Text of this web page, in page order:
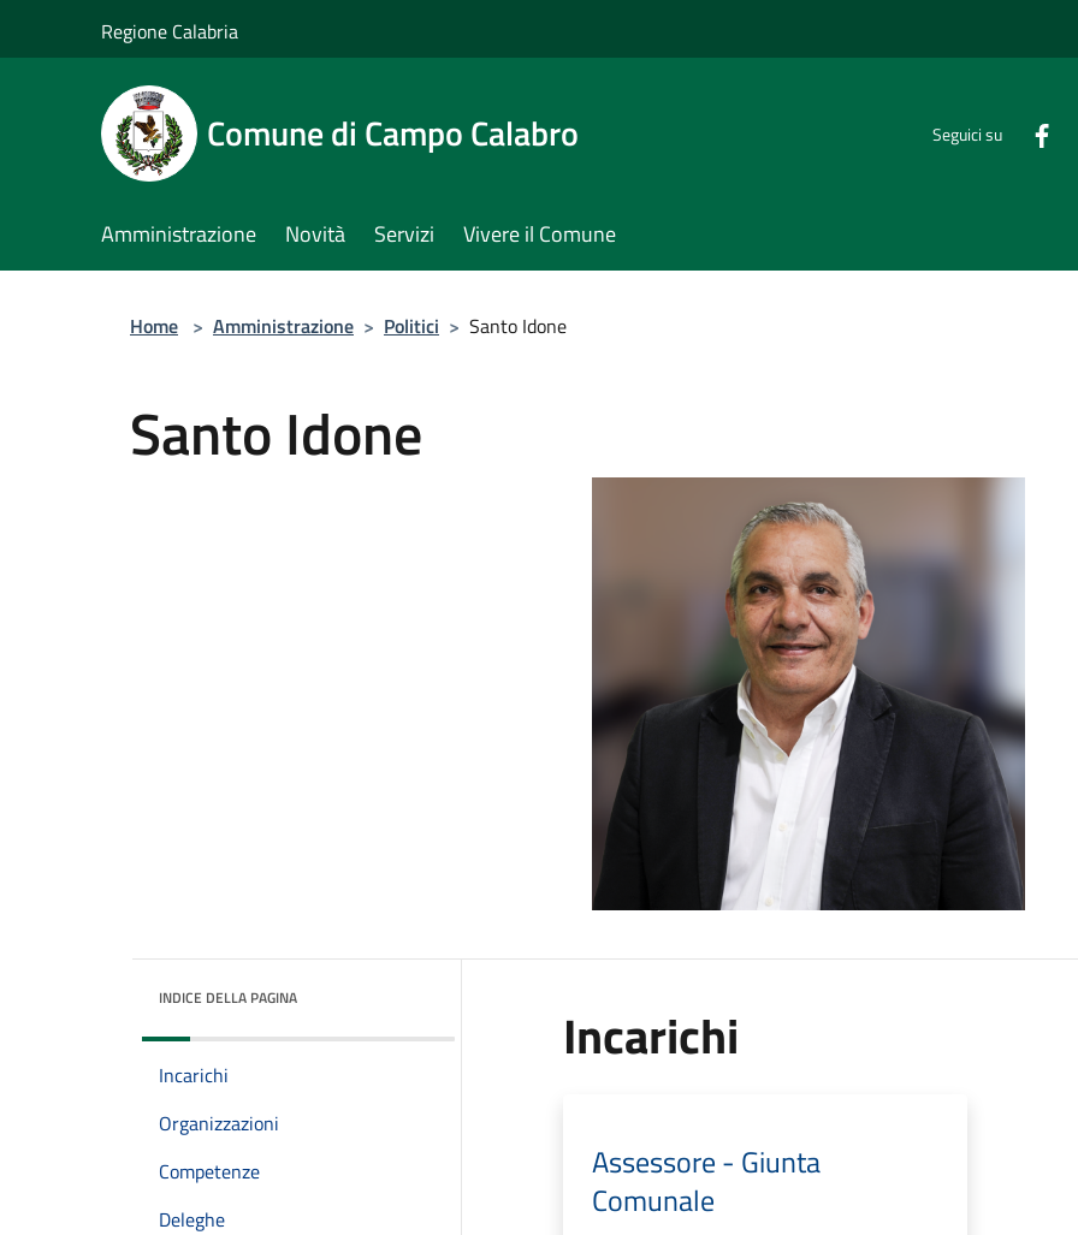
Regione Calabria
Comune di Campo Calabro Seguici su
Amministrazione Novità Servizi Vivere il Comune
Home > Amministrazione > Politici > Santo Idone
Santo Idone
INDICE DELLA PAGINA
Incarichi
Organizzazioni
Competenze
Deleghe
Incarichi
Assessore - Giunta
Comunale